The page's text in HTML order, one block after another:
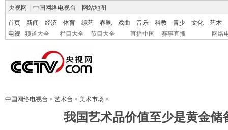
央视网 中国网络电视台 网站地图
首页 新闻 经济 体育 综艺 春晚 戏曲 音乐 科教 青少 文化
艺术
电视
频道大全 栏目大全 节目大全 直播中国 赛事直播 网络
中国网络电视台 > 艺术台 > 美术市场 >
我国艺术品价值至少是黄金储